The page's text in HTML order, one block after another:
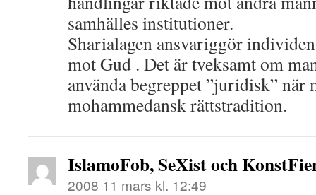
samhälles institutioner.
Sharialagen ansvariggör
mot Gud . Det är tveksamt om
använda begreppet ”juridisk” när
mohammedansk rättstradition.
IslamoFob, SeXist och
2008 11 mars kl. 12:49